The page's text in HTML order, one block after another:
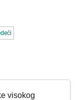
visokog